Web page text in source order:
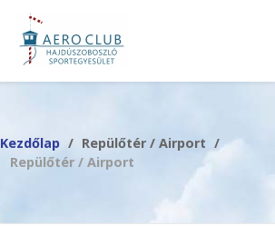
Kezdőlap
Repülőtér / Airport
Repülőtér / Airport